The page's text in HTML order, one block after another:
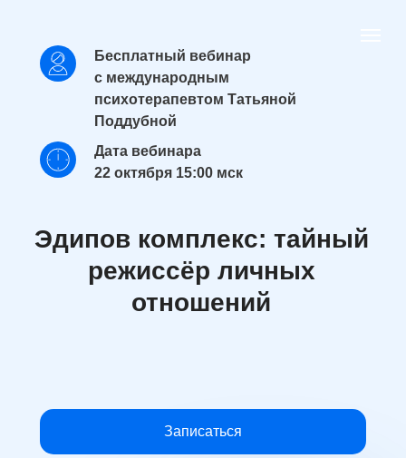
Дата вебинара
22 октября 15:00 мск
Эдипов комплекс: тайный
режиссёр личных
отношений
Бесплатный вебинар
с международным
психотерапевтом Татьяной
Поддубной
Записаться